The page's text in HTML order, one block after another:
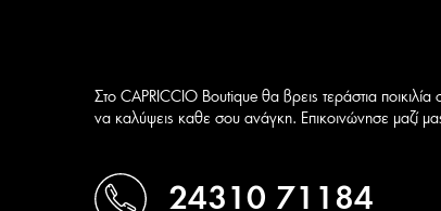
Στο CAPRICCIO Boutique θα βρεις τεράστια ποικιλία
να καλύψεις καθε σου ανάγκη. Επικοινώνησε μαζί μας
24310 71184